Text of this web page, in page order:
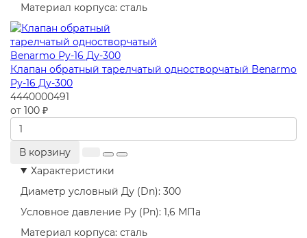
Материал корпуса: сталь
Клапан обратный тарелчатый одностворчатый Benarmo
Ру-16 Ду-300
4440000491
от 100 ₽
В корзину
Характеристики
Диаметр условный Ду (Dn): 300
Условное давление Ру (Pn): 1,6 МПа
Материал корпуса: сталь